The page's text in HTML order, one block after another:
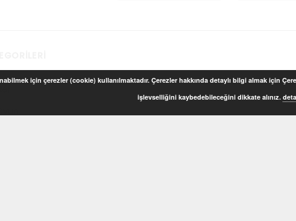
için çerezler (cookie) kullanılmaktadır. Çerezler hakkında detaylı bilgi almak için
işlevselliğini kaybedebileceğini dikkate alınız.